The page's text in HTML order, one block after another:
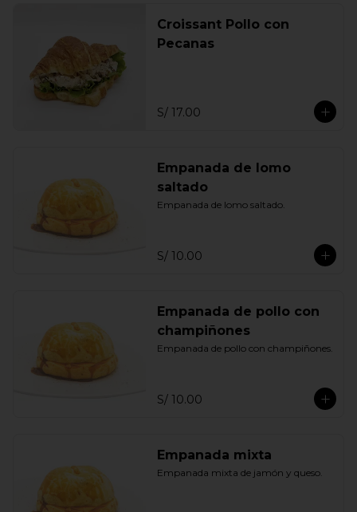
Croissant Pollo con
Pecanas
S/ 17.00
Empanada de lomo
saltado
Empanada de lomo saltado.
S/ 10.00
Empanada de pollo con
champiñones
Empanada de pollo con champiñones.
S/ 10.00
Empanada mixta
Empanada mixta de jamón y queso.